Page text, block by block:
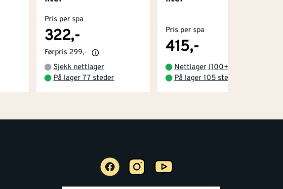
Pris per spa
322,-
Førpris 299,-
Sjekk nettlager
På lager 77 steder
Pris per spa
415,-
Nettlager (100+
På lager 105 steder